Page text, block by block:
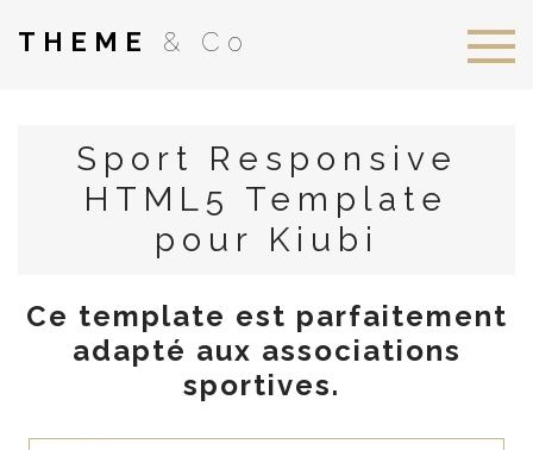
THEME & Co
Sport Responsive
HTML5 Template
pour Kiubi
Ce template est parfaitement
adapté aux associations
sportives.